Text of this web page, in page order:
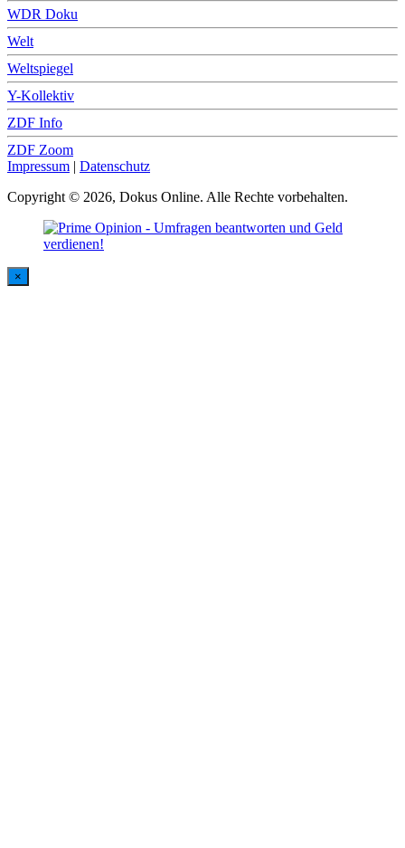
WDR Doku
Welt
Weltspiegel
Y-Kollektiv
ZDF Info
ZDF Zoom
Impressum | Datenschutz
Copyright © 2026, Dokus Online. Alle Rechte vorbehalten.
×